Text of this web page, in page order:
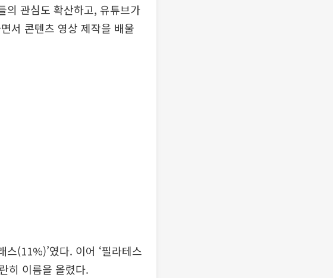
의 관심도 확산하고, 유튜브가
서 콘텐츠 영상 제작을 배울
(11%)’였다. 이어 ‘필라테스
히 이름을 올렸다.